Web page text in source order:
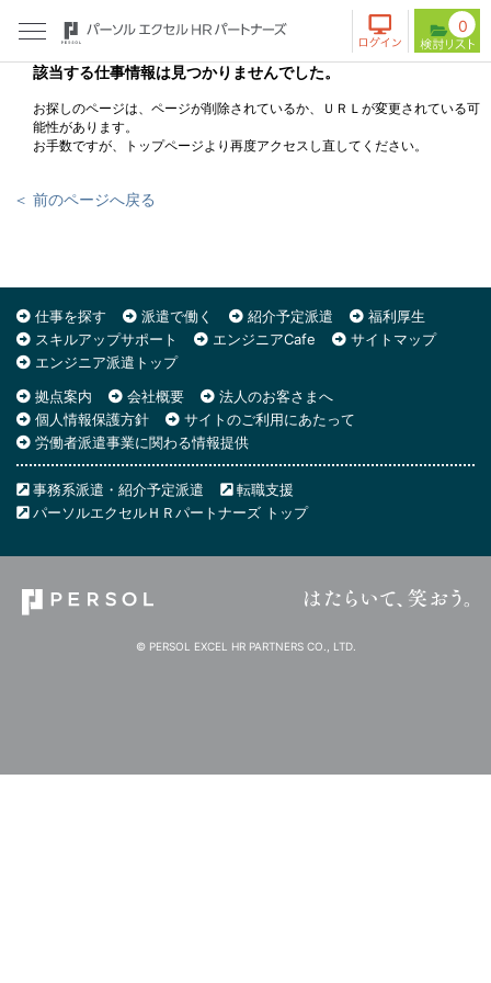
0
該当する仕事情報は見つかりませんでした。
お探しのページは、ページが削除されているか、ＵＲＬが変更されている可
能性があります。
お手数ですが、トップページより再度アクセスし直してください。
＜ 前のページへ戻る
仕事を探す 派遣で働く 紹介予定派遣
福利厚生
スキルアップサポート
エンジニアCafe
サイトマップ
エンジニア派遣トップ
拠点案内
会社概要
法人のお客さまへ
個人情報保護方針
サイトのご利用にあたって
労働者派遣事業に関わる情報提供
事務系派遣・紹介予定派遣
転職支援
パーソルエクセルＨＲパートナーズ トップ
© PERSOL EXCEL HR PARTNERS CO., LTD.